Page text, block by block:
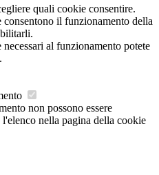
quali cookie consentire.
il funzionamento della
al funzionamento potete
.
non possono essere
nella pagina della cookie